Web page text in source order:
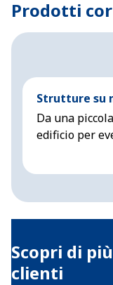
Prodotti
Strutture su
Da una
edificio per
Scopri di
clienti